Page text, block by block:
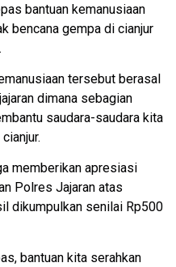
bantuan kemanusiaan
bencana gempa di cianjur
tersebut berasal
dimana sebagian
saudara-saudara kita
memberikan apresiasi
Polres Jajaran atas
dikumpulkan senilai Rp500
bantuan kita serahkan